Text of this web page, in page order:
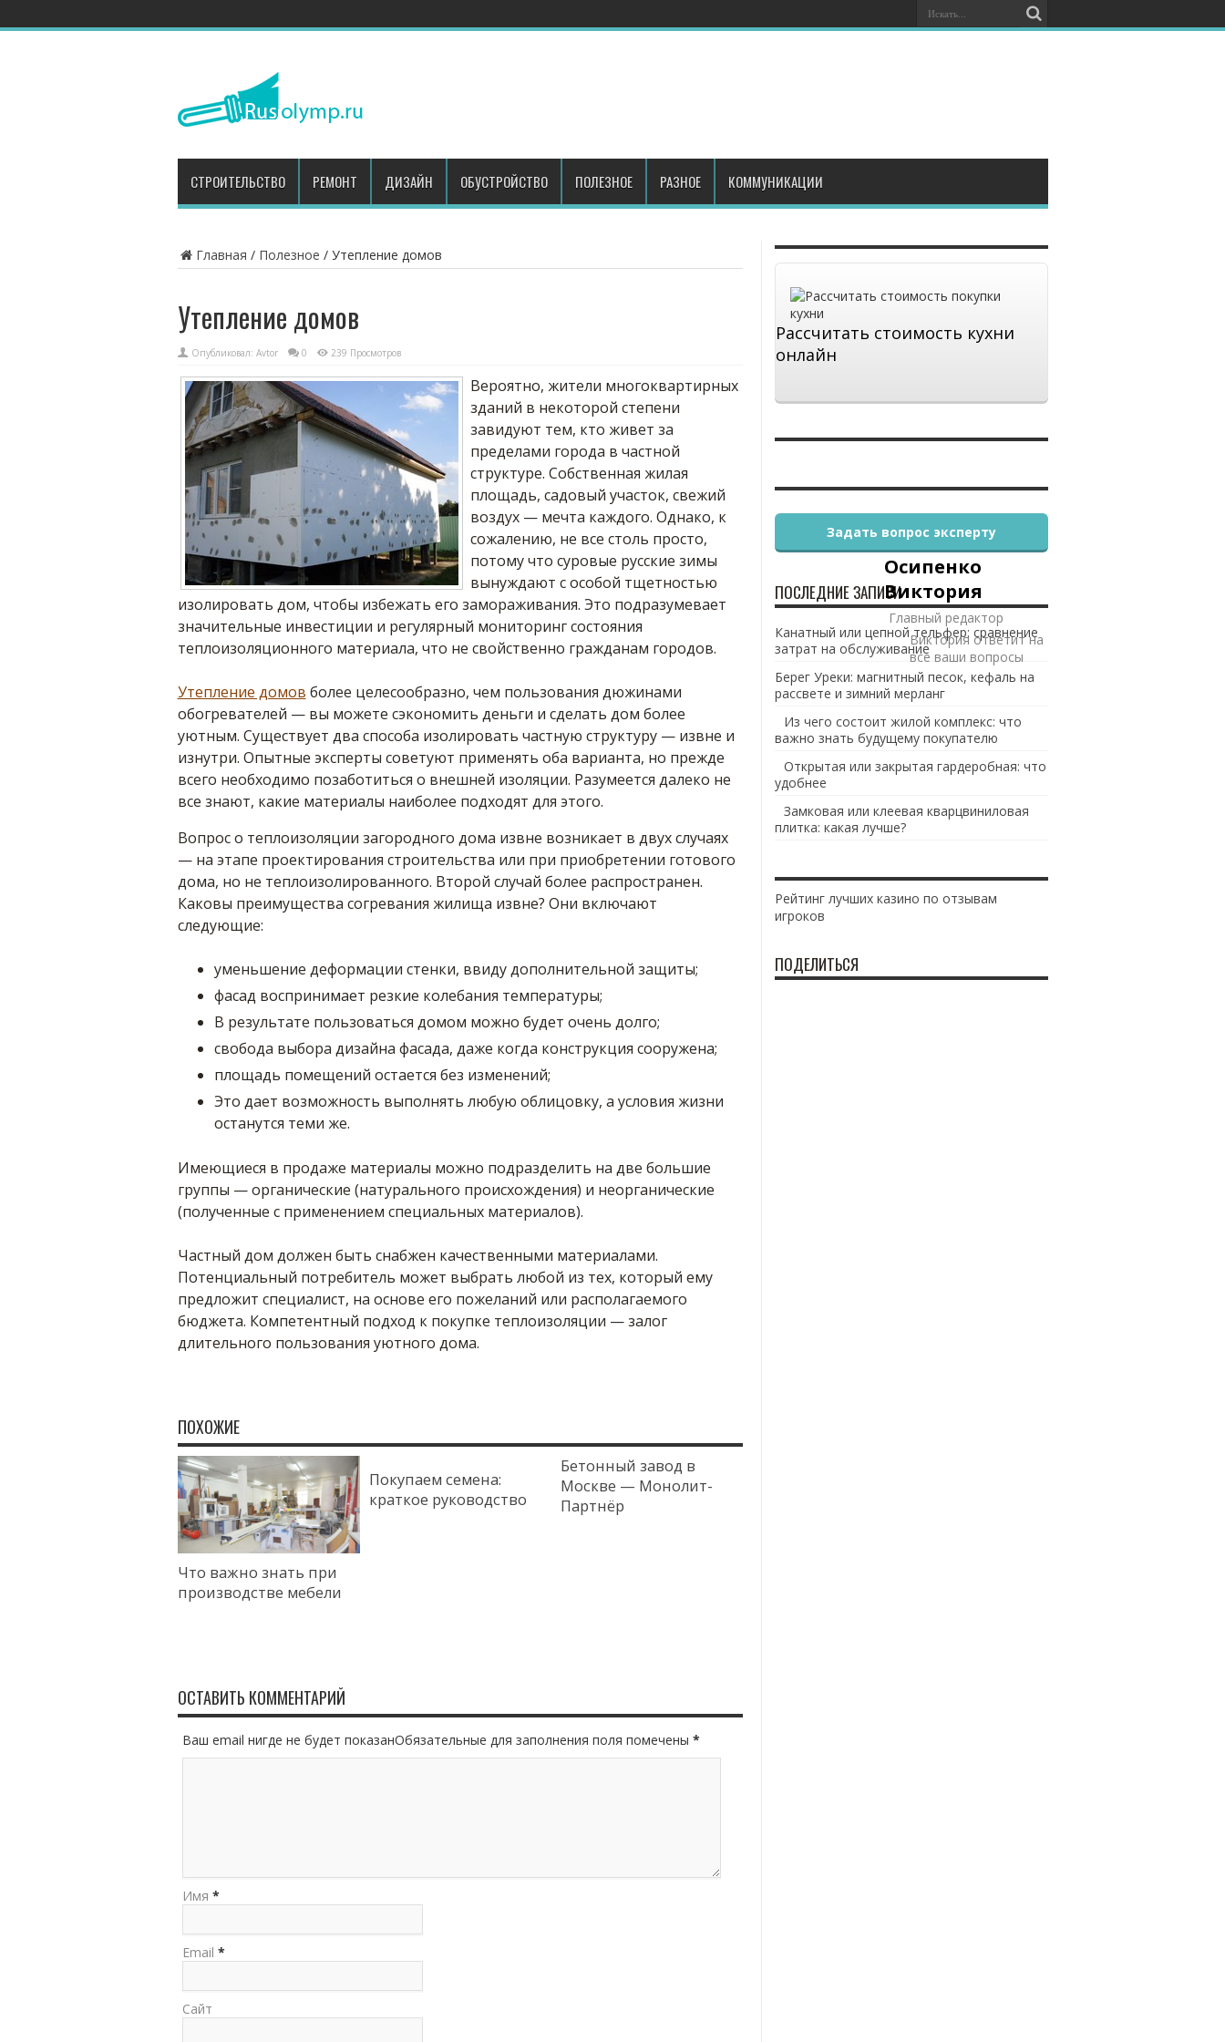
СТРОИТЕЛЬСТВО РЕМОНТ ДИЗАЙН ОБУСТРОЙСТВО ПОЛЕЗНОЕ РАЗНОЕ КОММУНИКАЦИИ
Главная / Полезное / Утепление домов
Утепление домов
Опубликовал: Avtor 0 239 Просмотров
Вероятно, жители многоквартирных
зданий в некоторой степени
завидуют тем, кто живет за
пределами города в частной
структуре. Собственная жилая
площадь, садовый участок, свежий
воздух — мечта каждого. Однако, к
сожалению, не все столь просто,
потому что суровые русские зимы
вынуждают с особой тщетностью
изолировать дом, чтобы избежать его замораживания. Это подразумевает
значительные инвестиции и регулярный мониторинг состояния
теплоизоляционного материала, что не свойственно гражданам городов.
Утепление домов более целесообразно, чем пользования дюжинами
обогревателей — вы можете сэкономить деньги и сделать дом более
уютным. Существует два способа изолировать частную структуру — извне и
изнутри. Опытные эксперты советуют применять оба варианта, но прежде
всего необходимо позаботиться о внешней изоляции. Разумеется далеко не
все знают, какие материалы наиболее подходят для этого.
Вопрос о теплоизоляции загородного дома извне возникает в двух случаях
— на этапе проектирования строительства или при приобретении готового
дома, но не теплоизолированного. Второй случай более распространен.
Каковы преимущества согревания жилища извне? Они включают
следующие:
уменьшение деформации стенки, ввиду дополнительной защиты;
фасад воспринимает резкие колебания температуры;
В результате пользоваться домом можно будет очень долго;
свобода выбора дизайна фасада, даже когда конструкция сооружена;
площадь помещений остается без изменений;
Это дает возможность выполнять любую облицовку, а условия жизни
останутся теми же.
Имеющиеся в продаже материалы можно подразделить на две большие
группы — органические (натурального происхождения) и неорганические
(полученные с применением специальных материалов).
Частный дом должен быть снабжен качественными материалами.
Потенциальный потребитель может выбрать любой из тех, который ему
предложит специалист, на основе его пожеланий или располагаемого
бюджета. Компетентный подход к покупке теплоизоляции — залог
длительного пользования уютного дома.
ПОХОЖИЕ
Что важно знать при
производстве мебели
Покупаем семена:
краткое руководство
Бетонный завод в
Москве — Монолит-
Партнёр
ОСТАВИТЬ КОММЕНТАРИЙ
Ваш email нигде не будет показанОбязательные для заполнения поля помечены *
Имя *
Email *
Сайт
Рассчитать стоимость кухни
онлайн
Осипенко
Виктория
Главный редактор
Виктория ответит на
все ваши вопросы
Задать вопрос эксперту
ПОСЛЕДНИЕ ЗАПИСИ
Канатный или цепной тельфер: сравнение
затрат на обслуживание
Берег Уреки: магнитный песок, кефаль на
рассвете и зимний мерланг
Из чего состоит жилой комплекс: что
важно знать будущему покупателю
Открытая или закрытая гардеробная: что
удобнее
Замковая или клеевая кварцвиниловая
плитка: какая лучше?
Рейтинг лучших казино по отзывам
игроков
ПОДЕЛИТЬСЯ